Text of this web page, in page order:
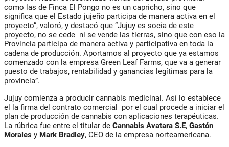
como las de Finca El Pongo no es un capricho, sino que
significa que el Estado jujeño participa de manera activa en el
proyecto”, valoró, y destacó que “Jujuy es socia de este
proyecto, no se cede ni se vende las tierras, sino que con eso la
Provincia participa de manera activa y participativa en toda la
cadena de producción. Aportamos al proyecto que ya estamos
comenzado con la empresa Green Leaf Farms, que va a generar
puesto de trabajos, rentabilidad y ganancias legítimas para la
provincia”.
Jujuy comienza a producir cannabis medicinal. Así lo establece
el la firma del contrato comercial por el cual procede a iniciar el
plan de producción de cannabis con aplicaciones terapéuticas.
La rúbrica fue entre el titular de Cannabis Avatara S.E, Gastón
Morales y Mark Bradley, CEO de la empresa norteamericana.